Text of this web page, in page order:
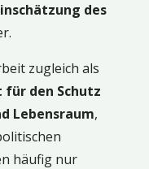
des
zugleich als
den Schutz
Lebensraum,
häufig nur